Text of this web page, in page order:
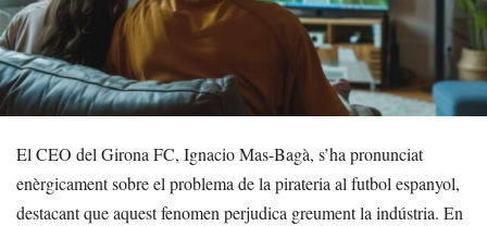
El CEO del Girona FC, Ignacio Mas-Bagà, s’ha pronunciat
enèrgicament sobre el problema de la pirateria al futbol espanyol,
destacant que aquest fenomen perjudica greument la indústria. En